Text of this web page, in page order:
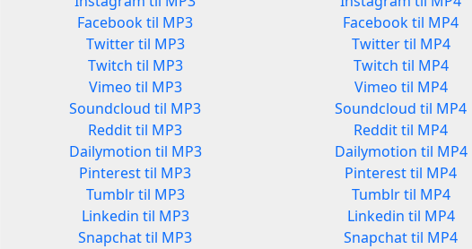
Facebook til MP3
Twitter til MP3
Twitch til MP3
Vimeo til MP3
Soundcloud til MP3
Reddit til MP3
Dailymotion til MP3
Pinterest til MP3
Tumblr til MP3
Linkedin til MP3
Snapchat til MP3
Facebook til MP4
Twitter til MP4
Twitch til MP4
Vimeo til MP4
Soundcloud til MP4
Reddit til MP4
Dailymotion til MP4
Pinterest til MP4
Tumblr til MP4
Linkedin til MP4
Snapchat til MP4